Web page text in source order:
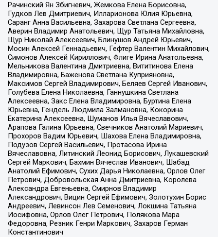
Рачинский Ян Збигневич, Жемкова Елена Борисовна,
Гудков Лев Дмитриевич, Илларионова Юлия Юрьевна,
Саранг Анна Васильевна, Захарова Светлана Сергеевна,
Аверин Владимир Анатольевич, Щур Татьяна Михайловна,
Щур Николай Алексеевич, Блинушов Андрей Юрьевич,
Мосин Алексей Геннадьевич, Гефтер Валентин Михайлович,
Симонов Алексей Кириллович, Флиге Ирина Анатольевна,
Мельникова Валентина Дмитриевна, Вититинова Елена
Владимировна, Баженова Светлана Куприяновна,
Максимов Сергей Владимирович, Беляев Сергей Иванович,
Голубева Елена Николаевна, Ганнушкина Светлана
Алексеевна, Закс Елена Владимировна, Буртина Елена
Юрьевна, Гендель Людмила Залмановна, Кокорина
Екатерина Алексеевна, Шуманов Илья Вячеславович,
Арапова Галина Юрьевна, Свечников Анатолий Мариевич,
Прохоров Вадим Юрьевич, Шахова Елена Владимировна,
Подузов Сергей Васильевич, Протасова Ирина
Вячеславовна, Литинский Леонид Борисович, Лукашевский
Сергей Маркович, Бахмин Вячеслав Иванович, Шабад
Анатолий Ефимович, Сухих Дарья Николаевна, Орлов Олег
Петрович, Добровольская Анна Дмитриевна, Королева
Александра Евгеньевна, Смирнов Владимир
Александрович, Вицин Сергей Ефимович, Золотухин Борис
Андреевич, Левинсон Лев Семенович, Локшина Татьяна
Иосифовна, Орлов Олег Петрович, Полякова Мара
Федоровна, Резник Генри Маркович, Захаров Герман
Константинович